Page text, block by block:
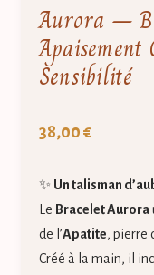
Presse
Aurora –
Sensibilité
38,00 €
✨ Un talisman
Le Bracelet Aurora
de l’Apatite, pierre
Créé à la main, il